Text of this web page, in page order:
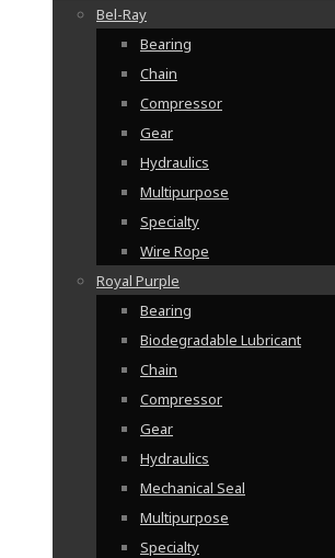
Bel-Ray
Bearing
Chain
Compressor
Gear
Hydraulics
Multipurpose
Specialty
Wire Rope
Royal Purple
Bearing
Biodegradable Lubricant
Chain
Compressor
Gear
Hydraulics
Mechanical Seal
Multipurpose
Specialty